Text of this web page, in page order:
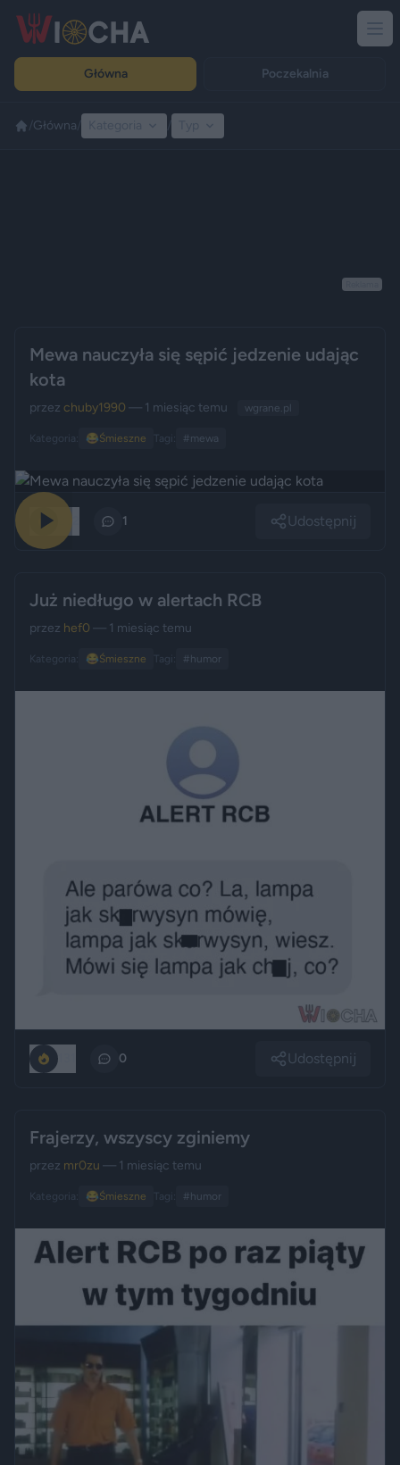
Główna Poczekalnia
Główna
Mewa nauczyła się sępić jedzenie udając
kota
przez chuby1990 — 1 miesiąc temu wgrane.pl
Kategoria: 😂Śmieszne Tagi: #mewa
1 Udostępnij
Już niedługo w alertach RCB
przez hef0 — 1 miesiąc temu
Kategoria: 😂Śmieszne Tagi: #humor
0 Udostępnij
Frajerzy, wszyscy zginiemy
przez mr0zu — 1 miesiąc temu
Kategoria: 😂Śmieszne Tagi: #humor